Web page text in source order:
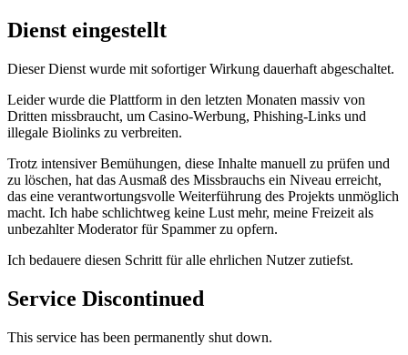
Dienst eingestellt
Dieser Dienst wurde mit sofortiger Wirkung dauerhaft abgeschaltet.
Leider wurde die Plattform in den letzten Monaten massiv von
Dritten missbraucht, um Casino-Werbung, Phishing-Links und
illegale Biolinks zu verbreiten.
Trotz intensiver Bemühungen, diese Inhalte manuell zu prüfen und
zu löschen, hat das Ausmaß des Missbrauchs ein Niveau erreicht,
das eine verantwortungsvolle Weiterführung des Projekts unmöglich
macht. Ich habe schlichtweg keine Lust mehr, meine Freizeit als
unbezahlter Moderator für Spammer zu opfern.
Ich bedauere diesen Schritt für alle ehrlichen Nutzer zutiefst.
Service Discontinued
This service has been permanently shut down.